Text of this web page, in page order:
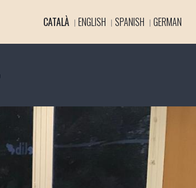
CATALÀ ENGLISH SPANISH GERMAN